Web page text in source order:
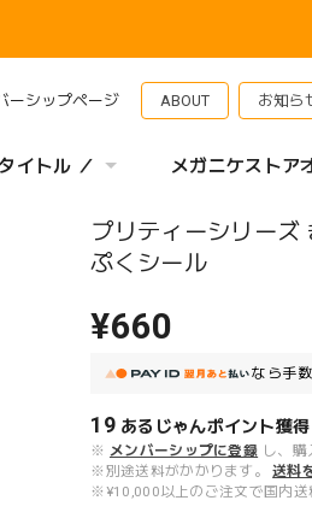
ーシップページ ABOUT お知ら
イトル ／ メガニケストア
プリティーシリーズ
ぷくシール
¥660
なら手
19 あるじゃんポイント獲得
※ メンバーシップに登録 し、購
※別途送料がかかります。
送料
※¥10,000以上のご注文で国内送